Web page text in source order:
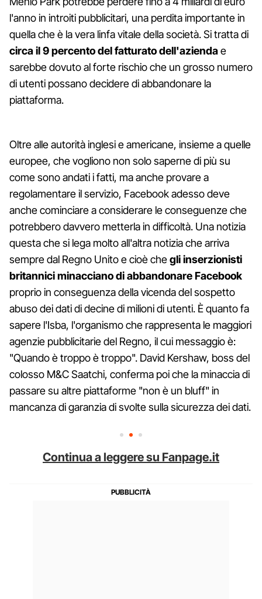
l'anno in introiti pubblicitari, una perdita importante in
quella che è la vera linfa vitale della società. Si tratta di
circa il 9 percento del fatturato dell'aziendae
sarebbe dovuto al forte rischio che un grosso numero
di utenti possano decidere di abbandonare la
piattaforma.
Oltre alle autorità inglesi e americane, insieme a quelle
europee, che vogliono non solo saperne di più su
come sono andati i fatti, ma anche provare a
regolamentare il servizio, Facebook adesso deve
anche cominciare a considerare le conseguenze che
potrebbero davvero metterla in difficoltà. Una notizia
questa che si lega molto all'altra notizia che arriva
sempre dal Regno Unito e cioè chegli inserzionisti
britannici minacciano di abbandonare Facebook
proprio in conseguenza della vicenda del sospetto
abuso dei dati di decine di milioni di utenti. È quanto fa
sapere l'Isba, l'organismo che rappresenta le maggiori
agenzie pubblicitarie del Regno, il cui messaggio è:
"Quando è troppo è troppo". David Kershaw, boss del
colosso M&C Saatchi, conferma poi che la minaccia di
passare su altre piattaforme "non è un bluff" in
mancanza di garanzia di svolte sulla sicurezza dei dati.
Continua a leggere su Fanpage.it